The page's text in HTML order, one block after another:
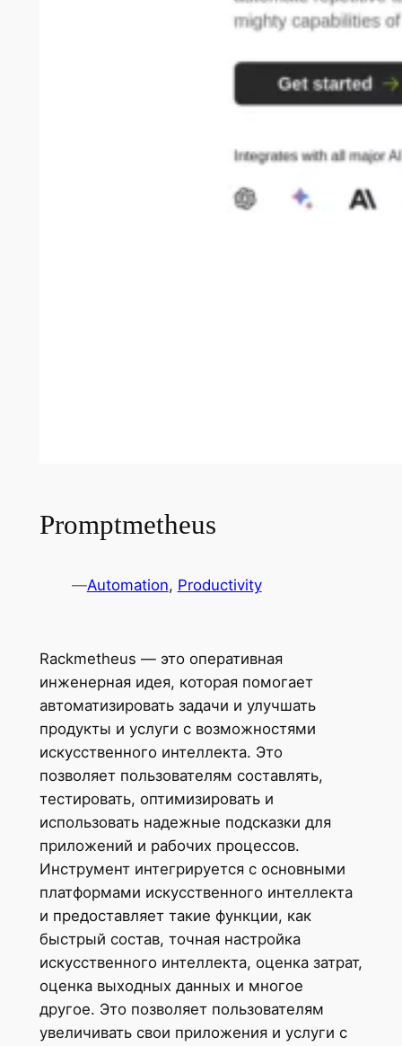
Promptmetheus
—Automation, Productivity
Rackmetheus — это оперативная
инженерная идея, которая помогает
автоматизировать задачи и улучшать
продукты и услуги с возможностями
искусственного интеллекта. Это
позволяет пользователям составлять,
тестировать, оптимизировать и
использовать надежные подсказки для
приложений и рабочих процессов.
Инструмент интегрируется с основными
платформами искусственного интеллекта
и предоставляет такие функции, как
быстрый состав, точная настройка
искусственного интеллекта, оценка затрат,
оценка выходных данных и многое
другое. Это позволяет пользователям
увеличивать свои приложения и услуги с